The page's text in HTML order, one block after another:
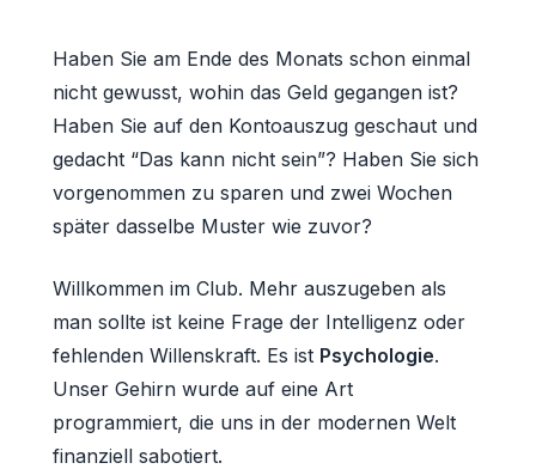
Haben Sie am Ende des Monats schon einmal
nicht gewusst, wohin das Geld gegangen ist?
Haben Sie auf den Kontoauszug geschaut und
gedacht “Das kann nicht sein”? Haben Sie sich
vorgenommen zu sparen und zwei Wochen
später dasselbe Muster wie zuvor?
Willkommen im Club. Mehr auszugeben als
man sollte ist keine Frage der Intelligenz oder
fehlenden Willenskraft. Es ist Psychologie.
Unser Gehirn wurde auf eine Art
programmiert, die uns in der modernen Welt
finanziell sabotiert.